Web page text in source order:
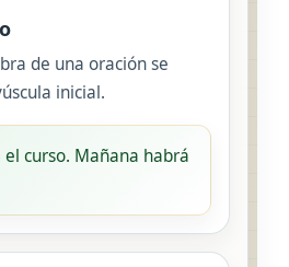
de una oración se
inicial.
el curso. Mañana habrá